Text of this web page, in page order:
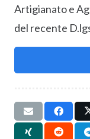
Artigianato e
del recente